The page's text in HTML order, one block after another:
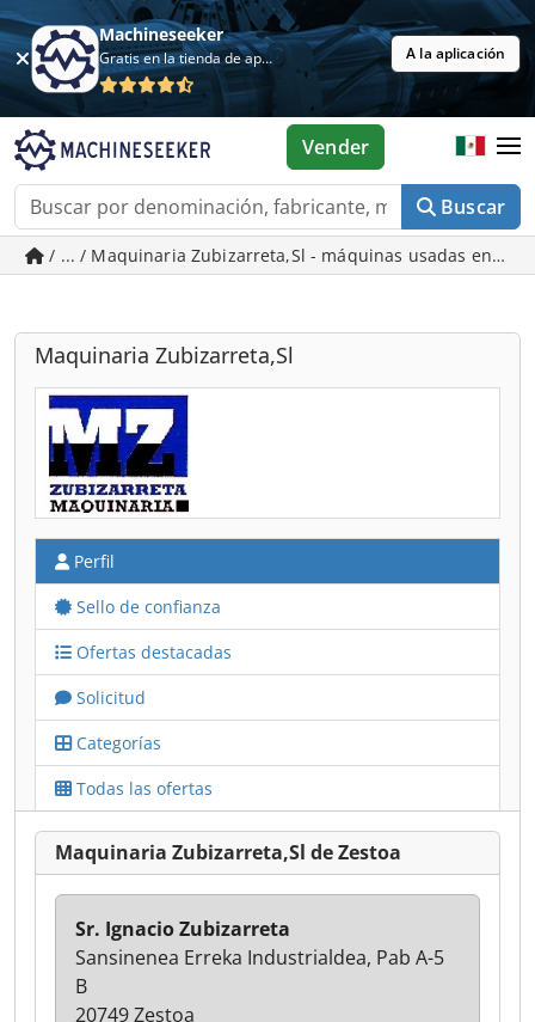
Machineseeker
Gratis en la tienda de aplicaciones A la aplicación
Buscar
Vender
/ ... / Maquinaria Zubizarreta,Sl - máquinas usadas en
Maquinaria Zubizarreta,Sl
Perfil
Sello de confianza
Ofertas destacadas
Solicitud
Categorías
Todas las ofertas
Maquinaria Zubizarreta,Sl de Zestoa
Sr. Ignacio Zubizarreta
Sansinenea Erreka Industrialdea, Pab A-5
B
20749 Zestoa